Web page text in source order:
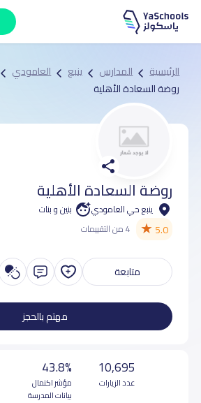
الرئيسية المدارس ينبع
العامودي
روضة السعادة الأهلية
روضة السعادة الأهلية
ينبع حي العامودي بنين و بنات
5.0
★ 4 من التقييمات
متابعة
مهتم بالحجز
10,695
عدد الزيارات
43.8%
مؤشر اكتمال
بيانات المدرسة